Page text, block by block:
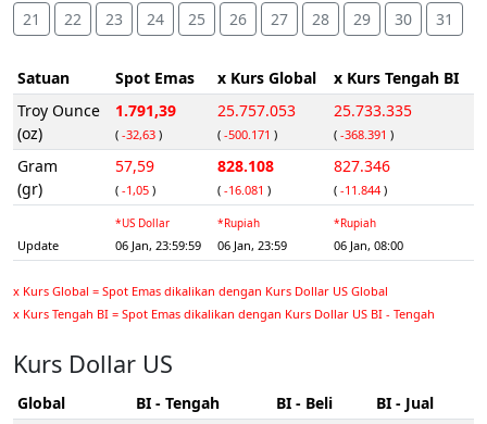
21 22 23 24 25 26 27 28 29 30 31
Satuan Spot Emas x Kurs Global
x Kurs Tengah BI
Troy Ounce
(oz)
1.791,39
( -32,63 )
25.757.053
( -500.171 )
25.733.335
( -368.391 )
Gram
(gr)
57,59
( -1,05 )
828.108
( -16.081 )
827.346
( -11.844 )
Update
*US Dollar
06 Jan, 23:59:59
*Rupiah
06 Jan, 23:59
*Rupiah
06 Jan, 08:00
x Kurs Global = Spot Emas dikalikan dengan Kurs Dollar US Global
x Kurs Tengah BI = Spot Emas dikalikan dengan Kurs Dollar US BI - Tengah
Kurs Dollar US
Global BI - Tengah BI - Beli
BI - Jual